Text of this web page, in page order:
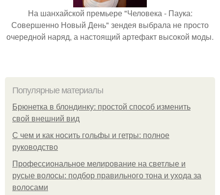
На шанхайской премьере "Человека - Паука:
Совершенно Новый День" зендея выбрала не просто
очередной наряд, а настоящий артефакт высокой моды.
Популярные материалы
Брюнетка в блондинку: простой способ изменить
свой внешний вид
С чем и как носить гольфы и гетры: полное
руководство
Профессиональное мелирование на светлые и
русые волосы: подбор правильного тона и ухода за
волосами